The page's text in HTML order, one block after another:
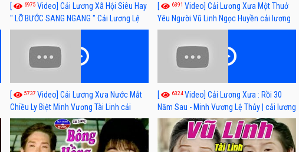
[ 6975 Video] Cải Lương Xã Hội Siêu Hay
" LỠ BƯỚC SANG NGANG " Cải Lương Lệ
Thuỷ, Thanh Tuấn, Hồng Nga
[ 6391 Video] Cải Lương Xưa Một Thuở
Yêu Người Vũ Linh Ngọc Huyền cải lương
xã hội hay nhất
[ 5737 Video] Cải Lương Xưa Nước Mắt
Chiều Ly Biệt Minh Vương Tài Linh cải
lương xã hội hay nhất
[ 6324Video] Cải Lương Xưa : Rồi 30
Năm Sau - Minh Vương Lệ Thủy | cải lương
xã hội hay nhất